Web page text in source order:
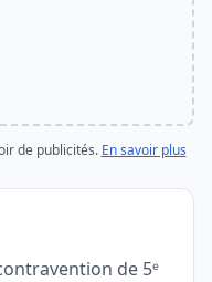
de publicités. En savoir plus
de 5ᵉ